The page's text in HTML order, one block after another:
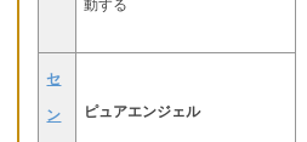
動する
セ
ン ピュアエンジェル